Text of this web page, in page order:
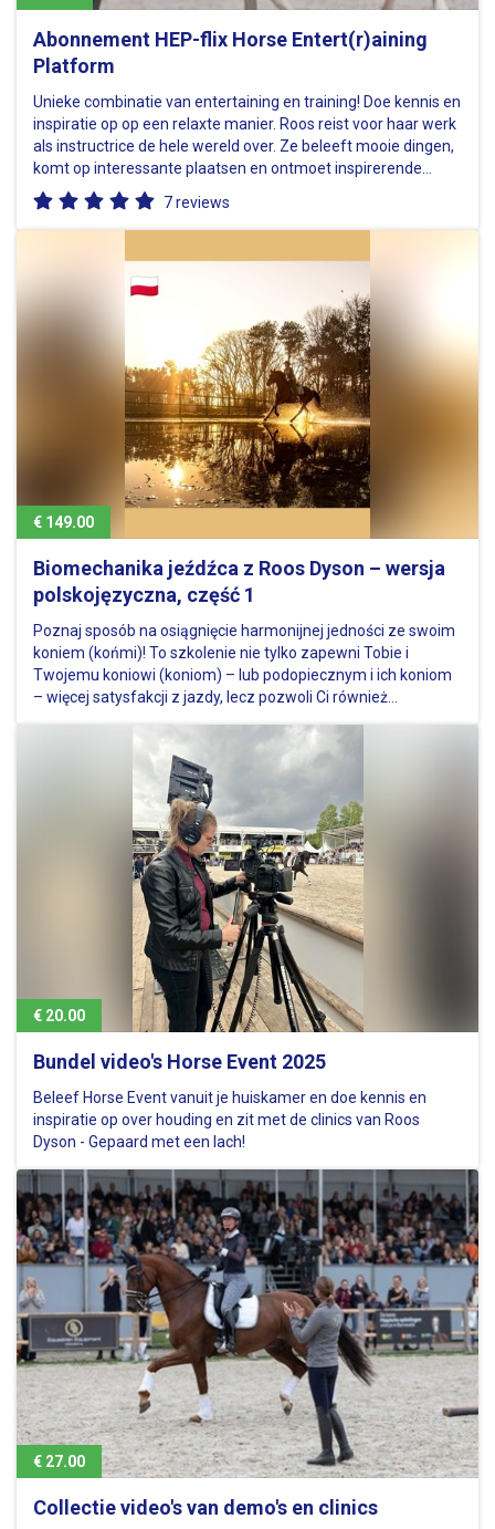
Abonnement HEP-flix Horse Entert(r)aining
Platform
Unieke combinatie van entertaining en training! Doe kennis en
inspiratie op op een relaxte manier. Roos reist voor haar werk
als instructrice de hele wereld over. Ze beleeft mooie dingen,
komt op interessante plaatsen en ontmoet inspirerende
personen. Ben jij nieuwsgierig naar het échte leven achter…
7 reviews
€ 149.00
Biomechanika jeźdźca z Roos Dyson – wersja
polskojęzyczna, część 1
Poznaj sposób na osiągnięcie harmonijnej jedności ze swoim
koniem (końmi)! To szkolenie nie tylko zapewni Tobie i
Twojemu koniowi (koniom) – lub podopiecznym i ich koniom
– więcej satysfakcji z jazdy, lecz pozwoli Ci również
€ 20.00
Bundel video's Horse Event 2025
Beleef Horse Event vanuit je huiskamer en doe kennis en
inspiratie op over houding en zit met de clinics van Roos
Dyson - Gepaard met een lach!
€ 27.00
Collectie video's van demo's en clinics